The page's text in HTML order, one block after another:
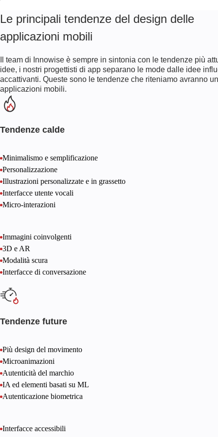
una buona impressione.
vostro prodotto sarà favorito su Google Play o App Store. Il nostro
team è qui per realizzare progetti che renderanno la vostra
applicazione più visibile ai nuovi utenti.
Le principali tendenze del design delle
applicazioni mobili
Il team di Innowise è sempre in sintonia con le tendenze più
idee, i nostri progettisti di app separano le mode dalle idee
accattivanti. Queste sono le tendenze che riteniamo avranno
applicazioni mobili.
Tendenze calde
Minimalismo e semplificazione
Personalizzazione
Illustrazioni personalizzate e in grassetto
Interfacce utente vocali
Micro-interazioni
Immagini coinvolgenti
3D e AR
Modalità scura
Interfacce di conversazione
Tendenze future
Più design del movimento
Microanimazioni
Autenticità del marchio
IA ed elementi basati su ML
Autenticazione biometrica
Interfacce accessibili